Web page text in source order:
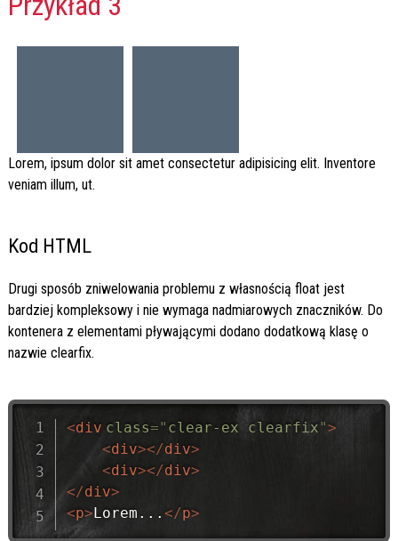
Lorem, ipsum dolor sit amet consectetur adipisicing elit. Inventore
veniam illum, ut.
Kod HTML
Drugi sposób zniwelowania problemu z własnością float jest
bardziej kompleksowy i nie wymaga nadmiarowych znaczników. Do
kontenera z elementami pływającymi dodano dodatkową klasę o
nazwie clearfix.
<div class=" clear-ex clearfix">
<div></div>
<div></div>
</div>
<p> Lorem... </p>